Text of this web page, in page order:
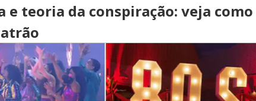
e teoria da conspiração: veja como